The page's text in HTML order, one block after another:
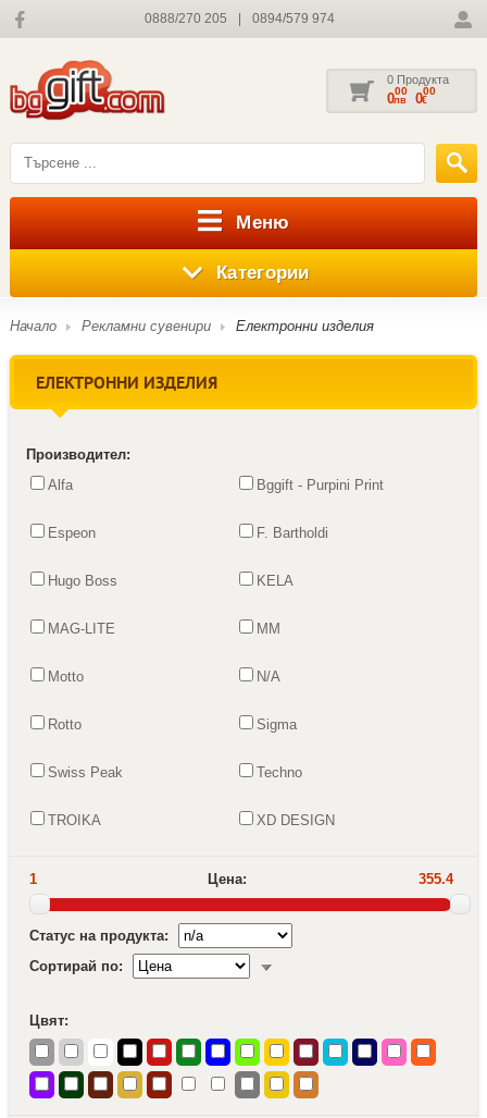
0888/270 205 0894/579 974
0 Продукта
000
лв 000
€
Меню
Категории
Начало Рекламни сувенири Електронни изделия
ЕЛЕКТРОННИ ИЗДЕЛИЯ
Производител:
Alfa
Bggift - Purpini Print
Espeon F. Bartholdi
Hugo Boss KELA
MAG-LITE MM
Motto N/A
Rotto Sigma
Swiss Peak Techno
TROIKA XD DESIGN
1 Цена: 355.4
Статус на продукта:
Сортирай по:
Цвят: